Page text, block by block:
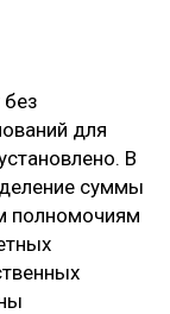
для
В
суммы
полномочиям